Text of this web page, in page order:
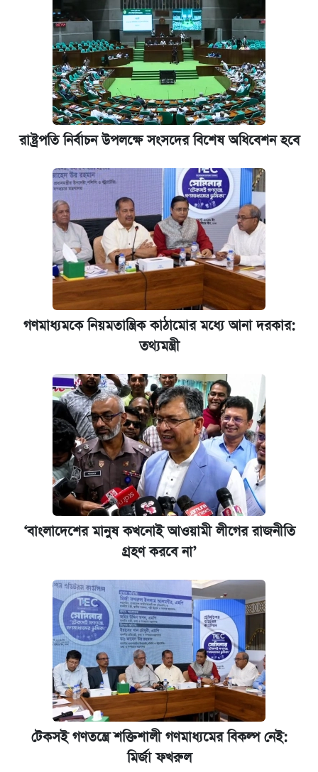
প্রতিষ্ঠান প্রধানদের ভাইভা শুরুর নির্দেশ শিক্ষামন্ত্রীর
রাষ্ট্রপতি নির্বাচন উপলক্ষে সংসদের বিশেষ অধিবেশন হবে
গণমাধ্যমকে নিয়মতান্ত্রিক কাঠামোর মধ্যে আনা দরকার:
তথ্যমন্ত্রী
‘বাংলাদেশের মানুষ কখনোই আওয়ামী লীগের রাজনীতি
গ্রহণ করবে না’
টেকসই গণতন্ত্রে শক্তিশালী গণমাধ্যমের বিকল্প নেই:
মির্জা ফখরুল